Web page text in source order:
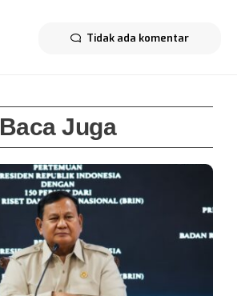
Tidak ada komentar
Baca Juga